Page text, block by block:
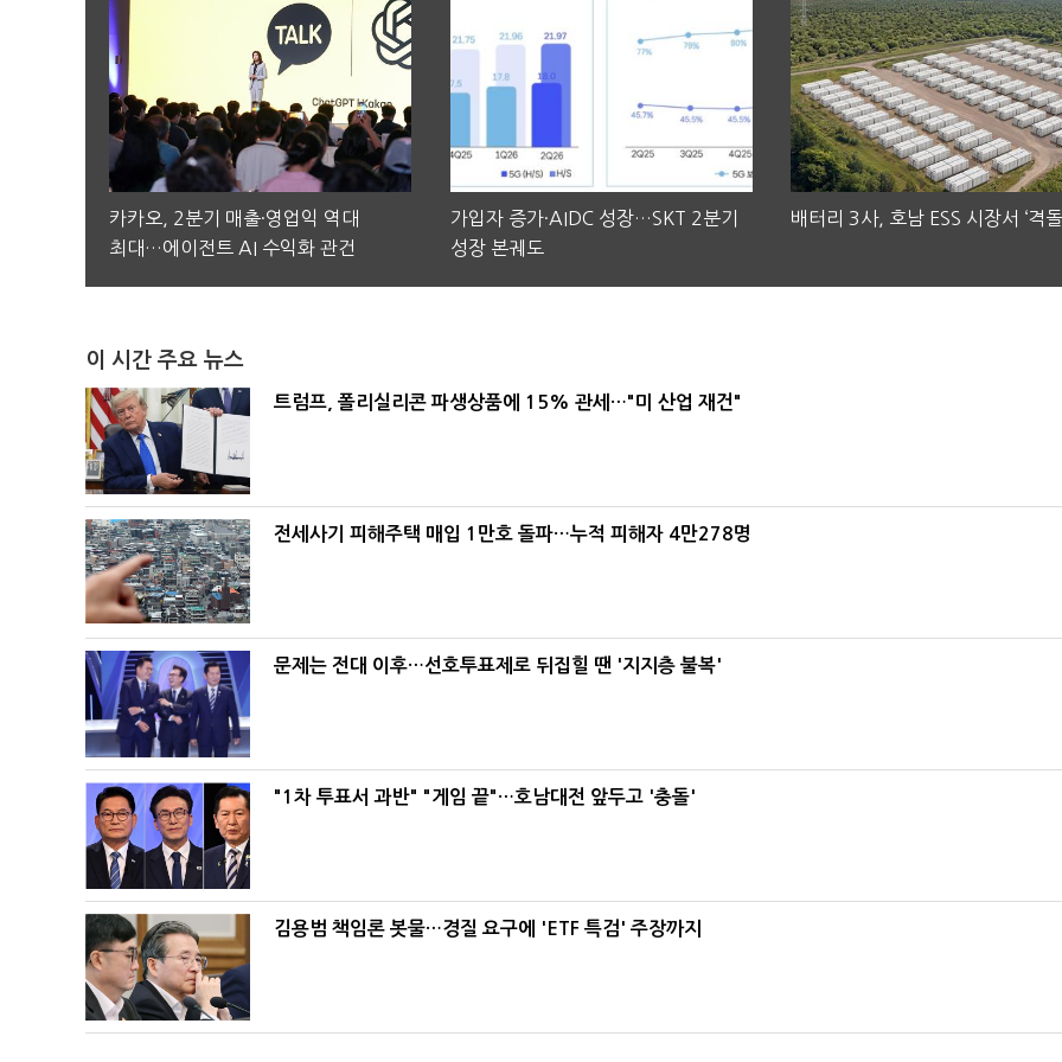
카카오, 2분기 매출·영업익 역대
최대…에이전트 AI 수익화 관건
가입자 증가·AIDC 성장…SKT 2분기
성장 본궤도
배터리 3사, 호남 ESS 시장서 ‘격돌
이 시간 주요 뉴스
트럼프, 폴리실리콘 파생상품에 15% 관세…"미 산업 재건"
전세사기 피해주택 매입 1만호 돌파…누적 피해자 4만278명
문제는 전대 이후…선호투표제로 뒤집힐 땐 '지지층 불복'
"1차 투표서 과반" "게임 끝"…호남대전 앞두고 '충돌'
김용범 책임론 봇물…경질 요구에 'ETF 특검' 주장까지